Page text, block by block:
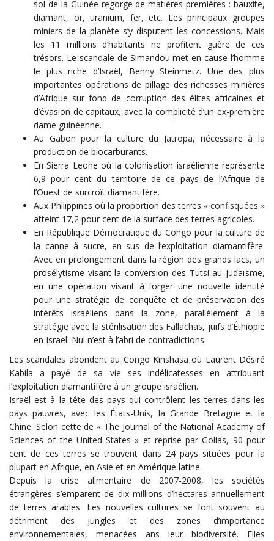
sol de la Guinée regorge de matières premières : bauxite,
diamant, or, uranium, fer, etc. Les principaux groupes
miniers de la planète s’y disputent les concessions. Mais
les 11 millions d’habitants ne profitent guère de ces
trésors. Le scandale de Simandou met en cause l’homme
le plus riche d’Israël, Benny Steinmetz. Une des plus
importantes opérations de pillage des richesses minières
d’Afrique sur fond de corruption des élites africaines et
d’évasion de capitaux, avec la complicité d’un ex-première
dame guinéenne.
Au Gabon pour la culture du Jatropa, nécessaire à la
production de biocarburants.
En Sierra Leone où la colonisation israélienne représente
6,9 pour cent du territoire de ce pays de l’Afrique de
l’Ouest de surcroît diamantifère.
Aux Philippines où la proportion des terres « confisquées »
atteint 17,2 pour cent de la surface des terres agricoles.
En République Démocratique du Congo pour la culture de
la canne à sucre, en sus de l’exploitation diamantifère.
Avec en prolongement dans la région des grands lacs, un
prosélytisme visant la conversion des Tutsi au judaïsme,
en une opération visant à forger une nouvelle identité
pour une stratégie de conquête et de préservation des
intérêts israéliens dans la zone, parallèlement à la
stratégie avec la stérilisation des Fallachas, juifs d’Éthiopie
en Israël. Nul n’est à l’abri de contradictions.
Les scandales abondent au Congo Kinshasa où Laurent Désiré
Kabila a payé de sa vie ses indélicatesses en attribuant
l’exploitation diamantifère à un groupe israélien.
Israël est à la tête des pays qui contrôlent les terres dans les
pays pauvres, avec les États-Unis, la Grande Bretagne et la
Chine. Selon cette de « The Journal of the National Academy of
Sciences of the United States » et reprise par Golias, 90 pour
cent de ces terres se trouvent dans 24 pays situées pour la
plupart en Afrique, en Asie et en Amérique latine.
Depuis la crise alimentaire de 2007-2008, les sociétés
étrangères s’emparent de dix millions d’hectares annuellement
de terres arables. Les nouvelles cultures se font souvent au
détriment des jungles et des zones d’importance
environnementales, menacées ans leur biodiversité. Elles